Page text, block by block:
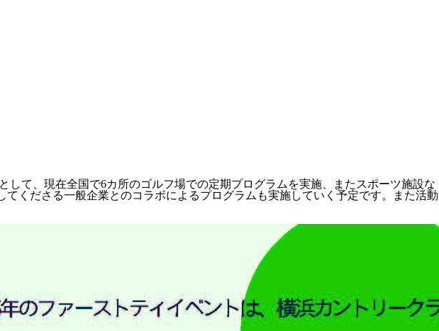
して、現在全国で6カ所のゴルフ場での定期プログラムを実施、またスポーツ施設な
くださる一般企業とのコラボによるプログラムも実施していく予定です。また活動